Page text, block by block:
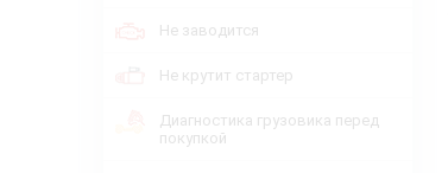
Не заводится
Не крутит стартер
Диагностика грузовика перед
покупкой